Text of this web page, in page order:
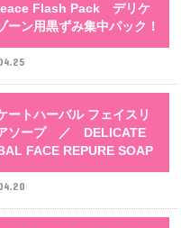
Flash Pack デリケ
ーン用黒ずみ集中パック！
ートハーバル フェイスリ
ソープ ／ DELICATE
FACE REPURE SOAP